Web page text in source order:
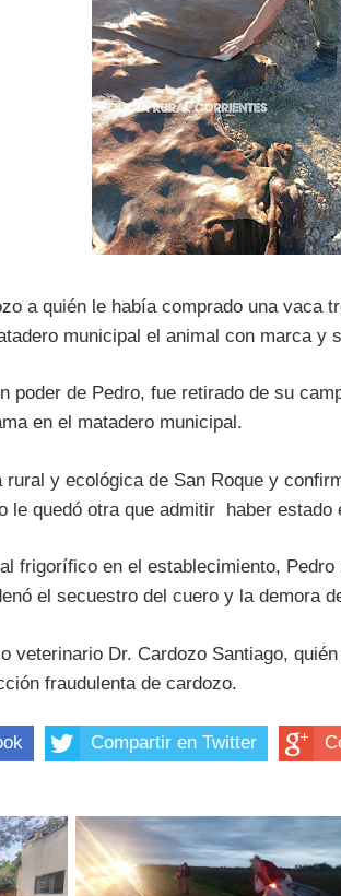
a quién le había comprado una vaca
municipal el animal con marca y
poder de Pedro, fue retirado de su
en el matadero municipal.
y ecológica de San Roque y
le quedó otra que admitir haber estado
frigorífico en el establecimiento,
el secuestro del cuero y la demora
veterinario Dr. Cardozo Santiago,
fraudulenta de cardozo.
Compartir en Twitter